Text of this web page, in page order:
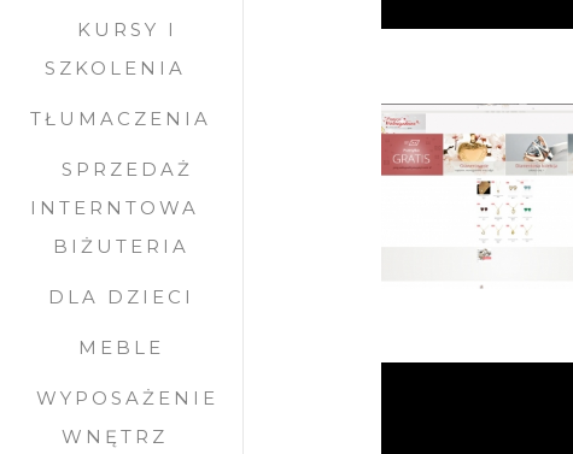
KURSY I
SZKOLENIA
TŁUMACZENIA
SPRZEDAŻ
INTERNTOWA
BIŻUTERIA
DLA DZIECI
MEBLE
WYPOSAŻENIE
WNĘTRZ